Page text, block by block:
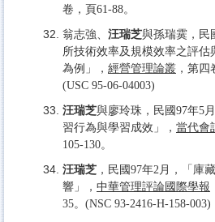
卷，頁61-88。
翁志強、 汪瑞芝與孫瑞霙，民
所技術效率及規模效率之評估
為例」， 經營管理論叢 ，第四
(USC 95-06-04003)
汪瑞芝與廖玲珠，民國97年5
習行為與學習成效」， 當代會
105-130。
汪瑞芝 ，民國97年2月，「庫
響」， 中華管理評論國際學報
35。(NSC 93-2416-H-158-003)